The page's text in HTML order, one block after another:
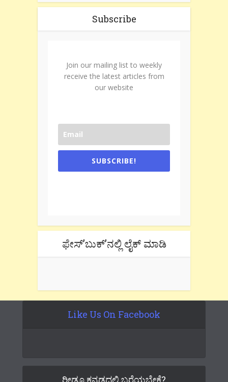
Subscribe
Join our mailing list to weekly
receive the latest articles from
our website
SUBSCRIBE!
ಫೇಸ್’ಬುಕ್’ನಲ್ಲಿ ಲೈಕ್ ಮಾಡಿ
Like Us On Facebook
ರೀಡೂ ಕನ್ನಡದಲ್ಲಿ ಬರೆಯಬೇಕೆ?